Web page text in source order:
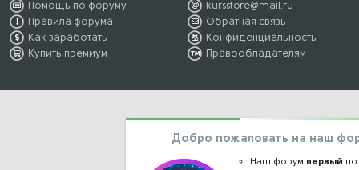
Помощь по форуму
Правила форума
Как заработать
Купить премиум
kursstore@mail.ru
Обратная связь
Конфиденциальность
Правообладателям
Добро пожаловать на наш
Наш форум первый